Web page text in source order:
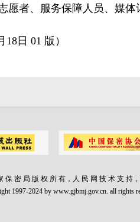
愿者、服务保障人员、媒体
18日 01 版）
保 密 局 版 权 所 有，人 民 网 技 术 支 持
1997-2024 by www.gjbmj.gov.cn. all rights